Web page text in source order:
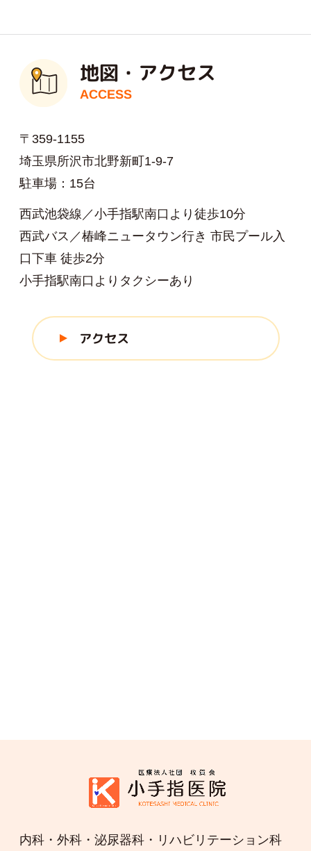
地図・アクセス
ACCESS
〒359-1155
埼玉県所沢市北野新町1-9-7
駐車場：15台
西武池袋線／小手指駅南口より徒歩10分
西武バス／椿峰ニュータウン行き 市民プール入
口下車 徒歩2分
小手指駅南口よりタクシーあり
アクセス
内科・外科・泌尿器科・リハビリテーション科